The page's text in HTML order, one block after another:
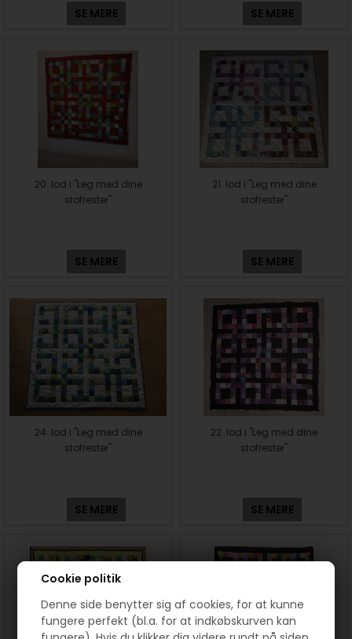
Cookie politik
Denne side benytter sig af cookies, for at kunne
fungere perfekt (bl.a. for at indkøbskurven kan
SE MERE SE MERE
20. lod i "Leg med dine
stofrester"
SE MERE
21. lod i "Leg med dine
stofrester"
SE MERE
24. lod i "Leg med dine
stofrester"
SE MERE
22. lod i "Leg med dine
stofrester"
SE MERE